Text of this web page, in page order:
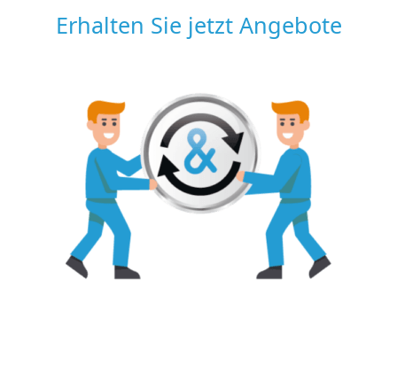
Erhalten Sie jetzt Angebote